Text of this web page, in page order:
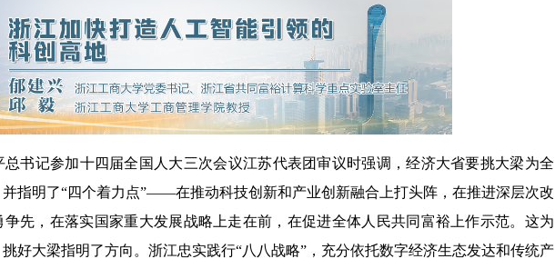
记参加十四届全国人大三次会议江苏代表团审议时强调，经济大省要挑大梁为全
并指明了“四个着力点”——在推动科技创新和产业创新融合上打头阵，在推进深层次改
先，在落实国家重大发展战略上走在前，在促进全体人民共同富裕上作示范。这为
好大梁指明了方向。浙江忠实践行“八八战略”，充分依托数字经济生态发达和传统产